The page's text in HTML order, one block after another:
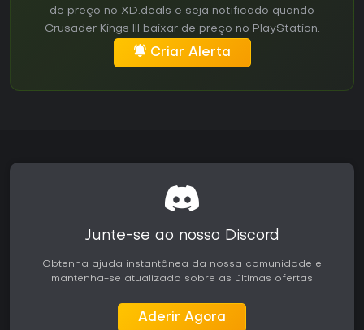
de preço no XD.deals e seja notificado quando
Crusader Kings III baixar de preço no PlayStation.
Criar Alerta
Junte-se ao nosso Discord
Obtenha ajuda instantânea da nossa comunidade e
mantenha-se atualizado sobre as últimas ofertas
Aderir Agora